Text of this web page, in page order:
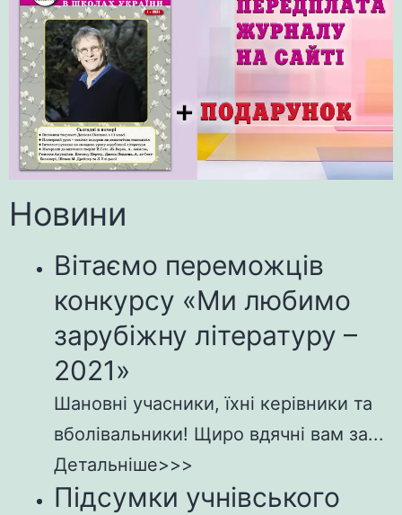
Новини
Вітаємо переможців
конкурсу «Ми любимо
зарубіжну літературу –
2021»
Шановні учасники, їхні керівники та
вболівальники! Щиро вдячні вам за...
Детальніше>>>
Підсумки учнівського